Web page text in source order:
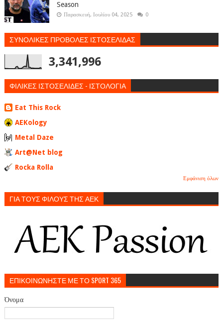
Season
Παρασκευή, Ιουλίου 04, 2025 0
ΣΥΝΟΛΙΚΕΣ ΠΡΟΒΟΛΕΣ ΙΣΤΟΣΕΛΙΔΑΣ
3,341,996
ΦΙΛΙΚΕΣ ΙΣΤΟΣΕΛΙΔΕΣ - ΙΣΤΟΛΟΓΙΑ
Eat This Rock
AEKology
Metal Daze
Art@Net blog
Rocka Rolla
Εμφάνιση όλων
ΓΙΑ ΤΟΥΣ ΦΙΛΟΥΣ ΤΗΣ ΑΕΚ
ΕΠΙΚΟΙΝΩΝΗΣΤΕ ΜΕ ΤΟ SPORT 365
Όνομα